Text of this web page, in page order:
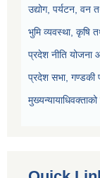
उद्योग, पर्यटन, वन
भुमि व्यवस्था, कृषि
प्रदेश नीति योजना
प्रदेश सभा, गण्डकी